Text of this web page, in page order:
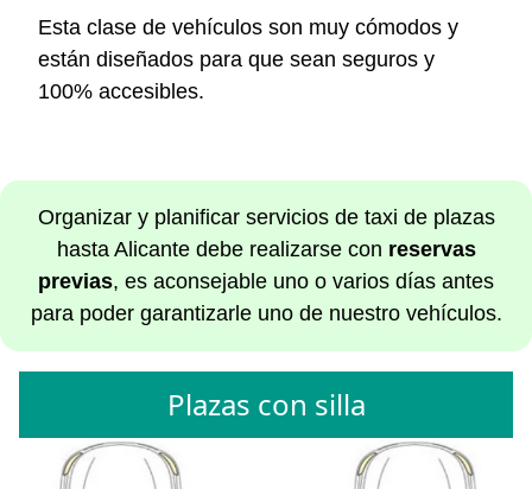
Esta clase de vehículos son muy cómodos y
están diseñados para que sean seguros y
100% accesibles.
Organizar y planificar servicios de taxi de plazas
hasta Alicante debe realizarse con reservas
previas, es aconsejable uno o varios días antes
para poder garantizarle uno de nuestro vehículos.
Plazas con silla